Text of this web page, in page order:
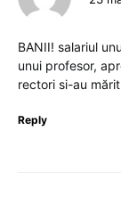
BANII! salariul
unui profesor,
rectori si-au
Reply